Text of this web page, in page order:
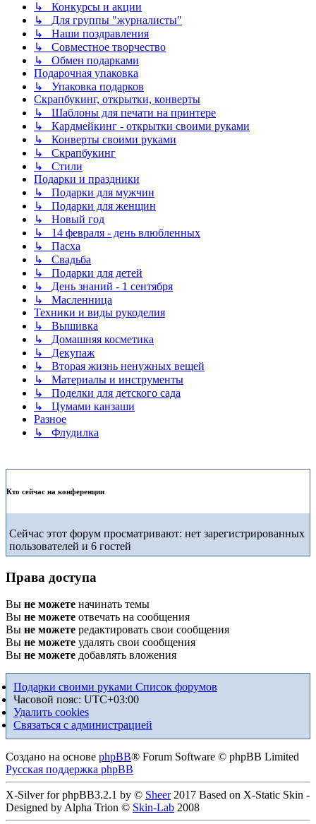
↳ Конкурсы и акции
↳ Для группы "журналисты"
↳ Наши поздравления
↳ Совместное творчество
↳ Обмен подарками
Подарочная упаковка
↳ Упаковка подарков
Скрапбукинг, открытки, конверты
↳ Шаблоны для печати на принтере
↳ Кардмейкинг - открытки своими руками
↳ Конверты своими руками
↳ Скрапбукинг
↳ Стили
Подарки и праздники
↳ Подарки для мужчин
↳ Подарки для женщин
↳ Новый год
↳ 14 февраля - день влюбленных
↳ Пасха
↳ Свадьба
↳ Подарки для детей
↳ День знаний - 1 сентября
↳ Масленница
Техники и виды рукоделия
↳ Вышивка
↳ Домашняя косметика
↳ Декупаж
↳ Вторая жизнь ненужных вещей
↳ Материалы и инструменты
↳ Поделки для детского сада
↳ Цумами канзаши
Разное
↳ Флудилка
Кто сейчас на конференции
Сейчас этот форум просматривают: нет зарегистрированных
пользователей и 6 гостей
Права доступа
Вы не можете начинать темы
Вы не можете отвечать на сообщения
Вы не можете редактировать свои сообщения
Вы не можете удалять свои сообщения
Вы не можете добавлять вложения
Подарки своими руками Список форумов
Часовой пояс: UTC+03:00
Удалить cookies
Связаться с администрацией
Создано на основе phpBB® Forum Software © phpBB Limited
Русская поддержка phpBB
X-Silver for phpBB3.2.1 by © Sheer2017 Based on X-Static Skin -
Designed by Alpha Trion © Skin-Lab 2008